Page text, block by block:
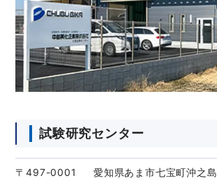
試験研究センター
〒497-0001 愛知県あま市七宝町沖之